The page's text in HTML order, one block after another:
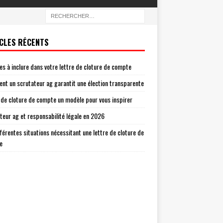
RÉCENTS
à inclure dans votre lettre de cloture de compte
un scrutateur ag garantit une élection transparente
cloture de compte un modèle pour vous inspirer
ag et responsabilité légale en 2026
situations nécessitant une lettre de cloture de